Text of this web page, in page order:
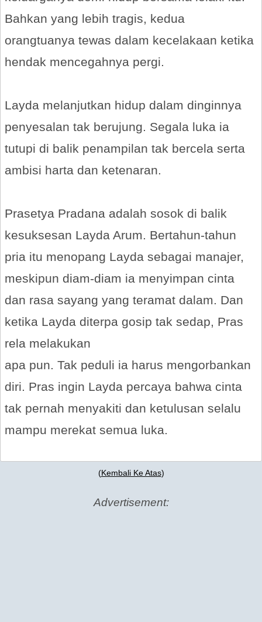
Bahkan yang lebih tragis, kedua
orangtuanya tewas dalam kecelakaan ketika
hendak mencegahnya pergi.
Layda melanjutkan hidup dalam dinginnya
penyesalan tak berujung. Segala luka ia
tutupi di balik penampilan tak bercela serta
ambisi harta dan ketenaran.
Prasetya Pradana adalah sosok di balik
kesuksesan Layda Arum. Bertahun-tahun
pria itu menopang Layda sebagai manajer,
meskipun diam-diam ia menyimpan cinta
dan rasa sayang yang teramat dalam. Dan
ketika Layda diterpa gosip tak sedap, Pras
rela melakukan
apa pun. Tak peduli ia harus mengorbankan
diri. Pras ingin Layda percaya bahwa cinta
tak pernah menyakiti dan ketulusan selalu
mampu merekat semua luka.
(Kembali Ke Atas)
Advertisement: